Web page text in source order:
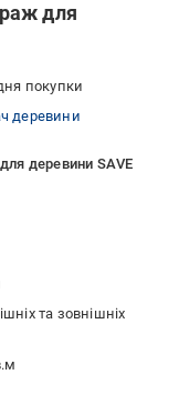
для
покупки
деревини
деревини SAVE
та зовнішніх